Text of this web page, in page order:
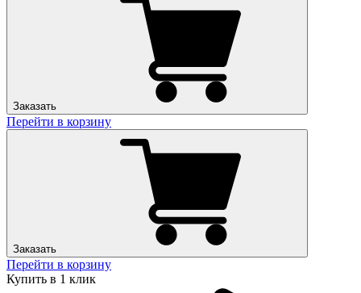
Заказать
Перейти в корзину
Заказать
Перейти в корзину
Купить в 1 клик